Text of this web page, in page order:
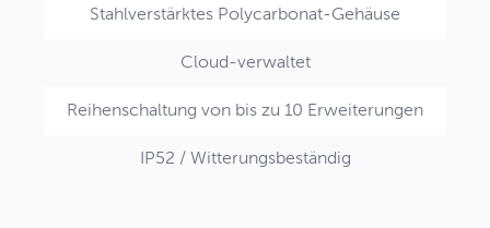
Stahlverstärktes Polycarbonat-Gehäuse
Cloud-verwaltet
Reihenschaltung von bis zu 10 Erweiterungen
IP52 / Witterungsbeständig